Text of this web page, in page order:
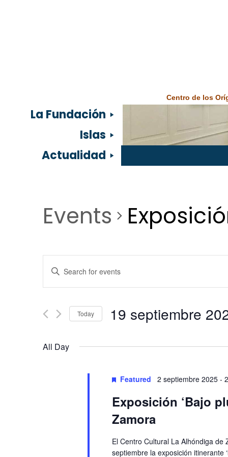
Centro de los
La Fundación
Islas
Actualidad
Events
Events
Search
and
Views
Navigation
Enter
Keyword.
Search
Events
Today 19 septiembre
All Day
Featured 2 septiembre 2025-
Exposición ‘Bajo
Zamora
El Centro Cultural La Alhóndiga
septiembre la exposición itinerante